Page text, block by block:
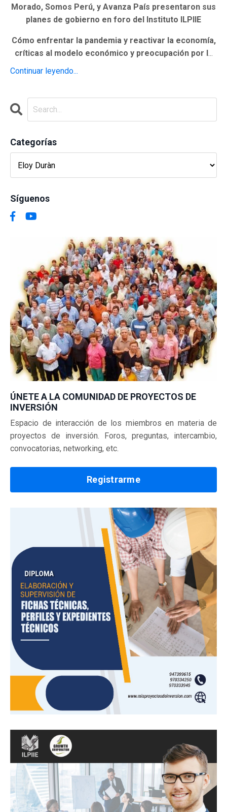
Morado, Somos Perú, y Avanza País presentaron sus
planes de gobierno en foro del Instituto ILPIIE
Cómo enfrentar la pandemia y reactivar la economía,
críticas al modelo económico y preocupación por l ...
Continuar leyendo...
Categorías
Síguenos
ÚNETE A LA COMUNIDAD DE PROYECTOS DE
INVERSIÓN
Espacio de interacción de los miembros en materia de
proyectos de inversión. Foros, preguntas, intercambio,
convocatorias, networking, etc.
Registrarme